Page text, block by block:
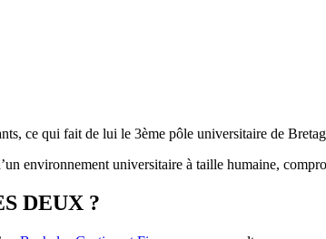
ce qui fait de lui le 3ème pôle universitaire de
environnement universitaire à taille humaine,
DEUX ?